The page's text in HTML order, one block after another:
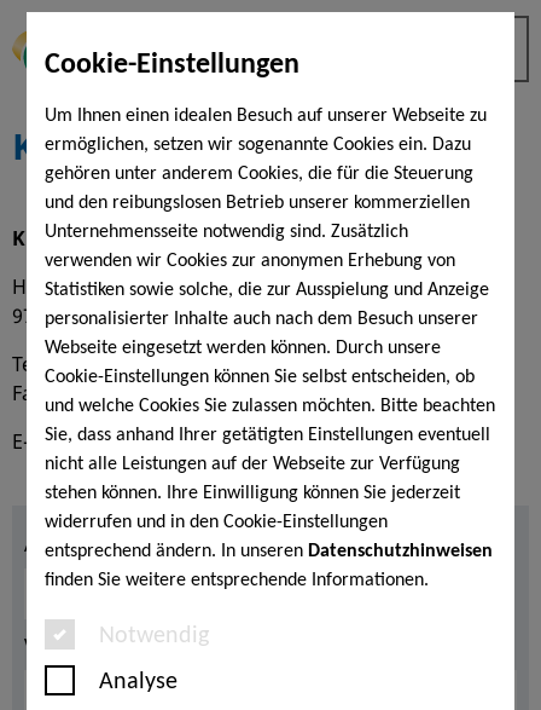
Cookie-Einstellungen
Um Ihnen einen idealen Besuch auf unserer Webseite zu
ermöglichen, setzen wir sogenannte Cookies ein. Dazu
gehören unter anderem Cookies, die für die Steuerung
und den reibungslosen Betrieb unserer kommerziellen
Unternehmensseite notwendig sind. Zusätzlich
verwenden wir Cookies zur anonymen Erhebung von
Statistiken sowie solche, die zur Ausspielung und Anzeige
personalisierter Inhalte auch nach dem Besuch unserer
Webseite eingesetzt werden können. Durch unsere
Cookie-Einstellungen können Sie selbst entscheiden, ob
und welche Cookies Sie zulassen möchten. Bitte beachten
Sie, dass anhand Ihrer getätigten Einstellungen eventuell
nicht alle Leistungen auf der Webseite zur Verfügung
stehen können. Ihre Einwilligung können Sie jederzeit
widerrufen und in den Cookie-Einstellungen
entsprechend ändern. In unseren Datenschutzhinweisen
finden Sie weitere entsprechende Informationen.
Notwendig
Analyse
Kontakt
KissSalis Therme
Heiligenfelder Allee 16
97688 Bad Kissingen
Tel. (0971) 12 18 00 - 0
Fax (0971) 12 18 00 - 99
E-Mail:info@kisssalis.de
Anrede*
Vorname*